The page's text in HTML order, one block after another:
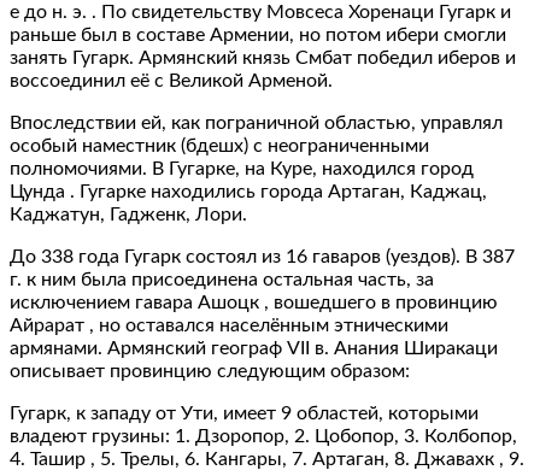
е до н. э. . По свидетельству Мовсеса Хоренаци Гугарк и
раньше был в составе Армении, но потом ибери смогли
занять Гугарк. Армянский князь Смбат победил иберов и
воссоединил её с Великой Арменой.
Впоследствии ей, как пограничной областью, управлял
особый наместник (бдешх) с неограниченными
полномочиями. В Гугарке, на Куре, находился город
Цунда . Гугарке находились города Артаган, Каджац,
Каджатун, Гадженк, Лори.
До 338 года Гугарк состоял из 16 гаваров (уездов). В 387
г. к ним была присоединена остальная часть, за
исключением гавара Ашоцк , вошедшего в провинцию
Айрарат , но оставался населённым этническими
армянами. Армянский географ VII в. Анания Ширакаци
описывает провинцию следующим образом:
Гугарк, к западу от Ути, имеет 9 областей, которыми
владеют грузины: 1. Дзоропор, 2. Цобопор, 3. Колбопор,
4. Ташир , 5. Трелы, 6. Кангары, 7. Артаган, 8. Джавахк , 9.